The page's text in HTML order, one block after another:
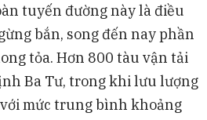
tuyến đường này là điều
bắn, song đến nay phần
tỏa. Hơn 800 tàu vận tải
Ba Tư, trong khi lưu lượng
mức trung bình khoảng